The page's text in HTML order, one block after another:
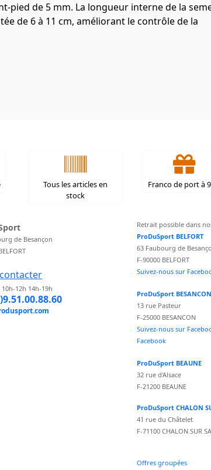
pied de 5 mm. La longueur interne de la
de 6 à 11 cm, améliorant le contrôle de la
Tous les articles en
stock
Franco de port à
de Besançon
10h-12h 14h-19h
Retrait possible dans
ProDuSport BELFORT
63 Faubourg de
F-90000 BELFORT
Suivez-nous sur
ProDuSport BESANCON
13 rue Pasteur
F-25000 BESANCON
Suivez-nous sur
Facebook
ProDuSport BEAUNE
32 rue d'Alsace
F-21200 BEAUNE
ProDuSport CHALON
41 rue du Châtelet
F-71100 CHALON SUR
Offres groupées